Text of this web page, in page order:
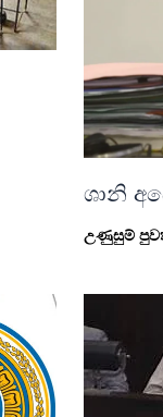
ශානි
උණුසුම්